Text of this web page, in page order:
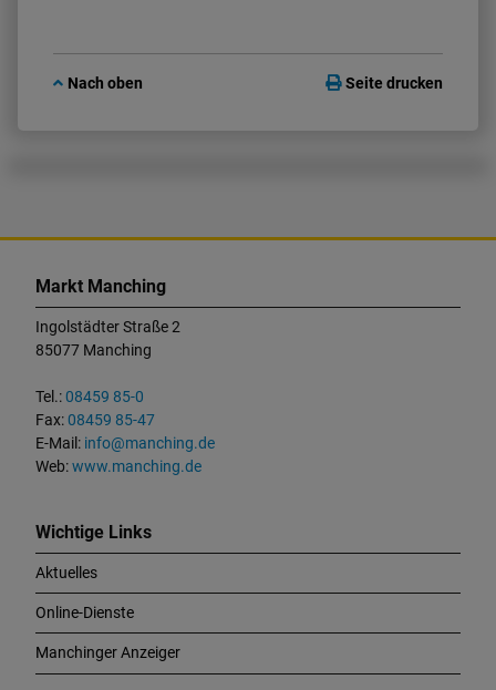
Nach oben Seite drucken
Markt Manching
Ingolstädter Straße 2
85077 Manching
Tel.:08459 85-0
Fax:08459 85-47
E-Mail: info@manching.de
Web:www.manching.de
Wichtige Links
Aktuelles
Online-Dienste
Manchinger Anzeiger